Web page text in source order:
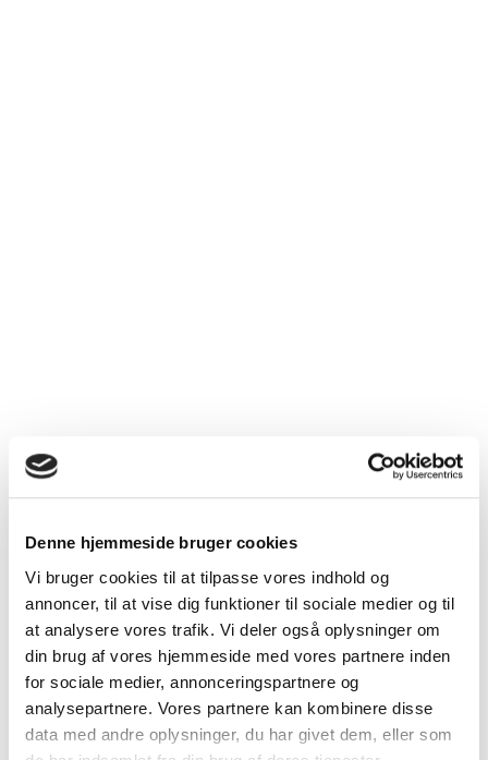
Denne hjemmeside bruger cookies
Vi bruger cookies til at tilpasse vores indhold og
annoncer, til at vise dig funktioner til sociale medier og til
at analysere vores trafik. Vi deler også oplysninger om
din brug af vores hjemmeside med vores partnere inden
for sociale medier, annonceringspartnere og
analysepartnere. Vores partnere kan kombinere disse
data med andre oplysninger, du har givet dem, eller som
Følg med på Instagram